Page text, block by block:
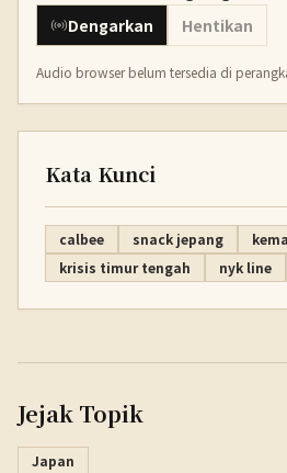
Dengarkan
Hentikan
Audio browser belum tersedia di
Kata Kunci
calbee snack jepang
krisis timur tengah
nyk line
Jejak Topik
Japan